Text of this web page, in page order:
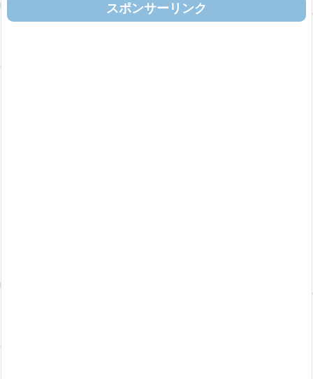
スポンサーリンク